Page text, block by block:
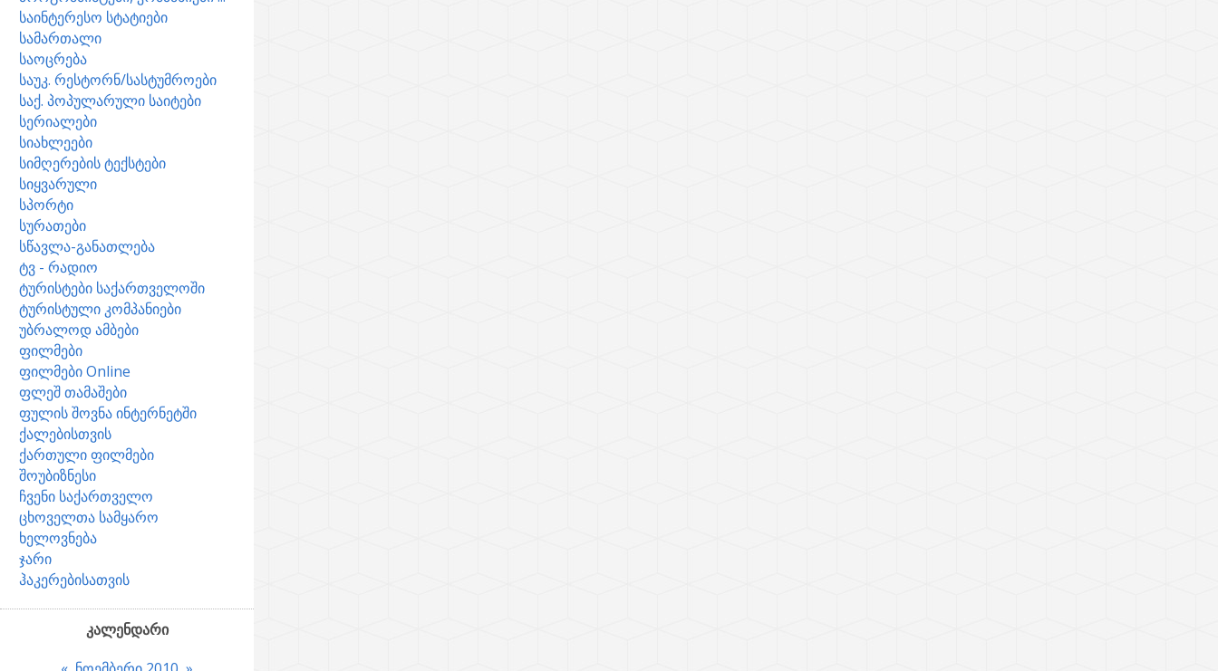
საინტერესო სტატიები
სამართალი
საოცრება
საუკ. რესტორნ/სასტუმროები
საქ. პოპულარული საიტები
სერიალები
სიახლეები
სიმღერების ტექსტები
სიყვარული
სპორტი
სურათები
სწავლა-განათლება
ტვ - რადიო
ტურისტები საქართველოში
ტურისტული კომპანიები
უბრალოდ ამბები
ფილმები
ფილმები Online
ფლეშ თამაშები
ფულის შოვნა ინტერნეტში
ქალებისთვის
ქართული ფილმები
შოუბიზნესი
ჩვენი საქართველო
ცხოველთა სამყარო
ხელოვნება
ჯარი
ჰაკერებისათვის
კალენდარი